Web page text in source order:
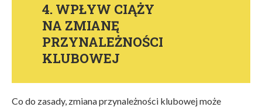
4. WPŁYW CIĄŻY
NA ZMIANĘ
PRZYNALEŻNOŚCI
KLUBOWEJ
Co do zasady, zmiana przynależności klubowej może